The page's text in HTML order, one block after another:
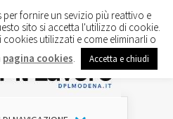
fornire un sevizio più reattivo e
sito si accetta l'utilizzo di cookie.
utilizzati e come eliminarli o
pagina cookies Accetta e chiudi